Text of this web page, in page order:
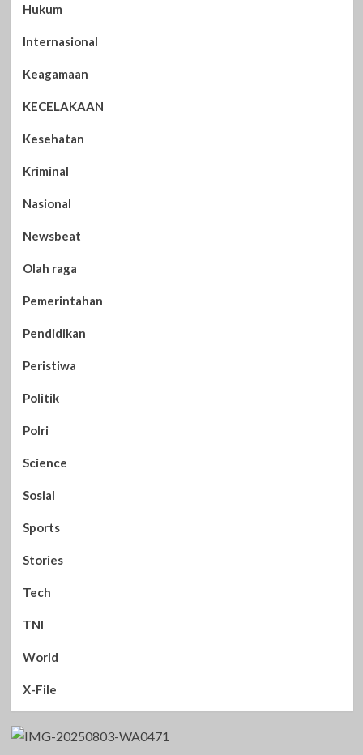
Hukum
Internasional
Keagamaan
KECELAKAAN
Kesehatan
Kriminal
Nasional
Newsbeat
Olah raga
Pemerintahan
Pendidikan
Peristiwa
Politik
Polri
Science
Sosial
Sports
Stories
Tech
TNI
World
X-File